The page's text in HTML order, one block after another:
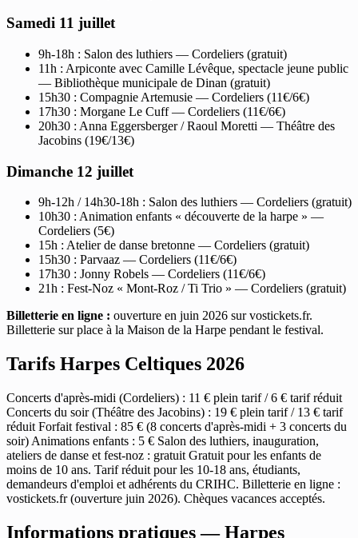
Samedi 11 juillet
9h-18h : Salon des luthiers — Cordeliers (gratuit)
11h : Arpiconte avec Camille Lévêque, spectacle jeune public
— Bibliothèque municipale de Dinan (gratuit)
15h30 : Compagnie Artemusie — Cordeliers (11€/6€)
17h30 : Morgane Le Cuff — Cordeliers (11€/6€)
20h30 : Anna Eggersberger / Raoul Moretti — Théâtre des
Jacobins (19€/13€)
Dimanche 12 juillet
9h-12h / 14h30-18h : Salon des luthiers — Cordeliers (gratuit)
10h30 : Animation enfants « découverte de la harpe » —
Cordeliers (5€)
15h : Atelier de danse bretonne — Cordeliers (gratuit)
15h30 : Parvaaz — Cordeliers (11€/6€)
17h30 : Jonny Robels — Cordeliers (11€/6€)
21h : Fest-Noz « Mont-Roz / Ti Trio » — Cordeliers (gratuit)
Billetterie en ligne : ouverture en juin 2026 sur vostickets.fr.
Billetterie sur place à la Maison de la Harpe pendant le festival.
Tarifs Harpes Celtiques 2026
Concerts d'après-midi (Cordeliers) : 11 € plein tarif / 6 € tarif réduit
Concerts du soir (Théâtre des Jacobins) : 19 € plein tarif / 13 € tarif
réduit Forfait festival : 85 € (8 concerts d'après-midi + 3 concerts du
soir) Animations enfants : 5 € Salon des luthiers, inauguration,
ateliers de danse et fest-noz : gratuit Gratuit pour les enfants de
moins de 10 ans. Tarif réduit pour les 10-18 ans, étudiants,
demandeurs d'emploi et adhérents du CRIHC. Billetterie en ligne :
vostickets.fr (ouverture juin 2026). Chèques vacances acceptés.
Informations pratiques — Harpes